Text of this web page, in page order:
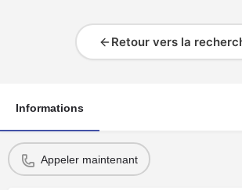
Retour vers la
Informations
Appeler maintenant